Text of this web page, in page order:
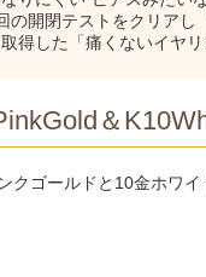
の開閉テストをクリアし
得した「痛くないイヤ
＆
クゴールドと10金ホワ